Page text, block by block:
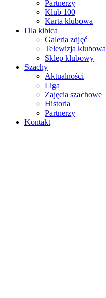
Partnerzy
Klub 100
Karta klubowa
Dla kibica
Galeria zdjęć
Telewizja klubowa
Sklep klubowy
Szachy
Aktualności
Liga
Zajęcia szachowe
Historia
Partnerzy
Kontakt